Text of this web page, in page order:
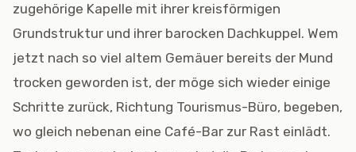
zugehörige Kapelle mit ihrer kreisförmigen
Grundstruktur und ihrer barocken Dachkuppel. Wem
jetzt nach so viel altem Gemäuer bereits der Mund
trocken geworden ist, der möge sich wieder einige
Schritte zurück, Richtung Tourismus-Büro, begeben,
wo gleich nebenan eine Café-Bar zur Rast einlädt.